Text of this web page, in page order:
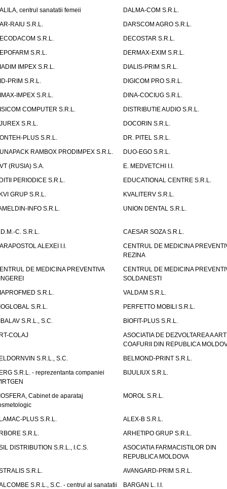
centrul sanatatii femeii
DALMA-COM S.R.L.
RAIU S.R.L.
DARSCOM AGRO S.R.L.
S.R.L.
DECOSTAR S.R.L.
S.R.L.
DERMAX-EXIM S.R.L.
IMPEX S.R.L.
DIALIS-PRIM S.R.L.
PRIM S.R.L.
DIGICOM PRO S.R.L.
IMPEX S.R.L.
DINA-COCIUG S.R.L.
COMPUTER S.R.L.
DISTRIBUTIE AUDIO S.R.L.
S.R.L.
DOCORIN S.R.L.
PLUS S.R.L.
DR. PITEL S.R.L.
RAMBOX PRODIMPEX S.R.L.
DUO-EGO S.R.L.
(RUSIA) S.A.
E. MEDVETCHI I.I.
PERIODICE S.R.L.
EDUCATIONAL CENTRE S.R.L.
GRUP S.R.L.
KVALITERV S.R.L.
INFO S.R.L.
UNION DENTAL S.R.L.
C. S.R.L.
CAESAR SOZA S.R.L.
ALEXEI I.I.
CENTRUL DE MEDICINA
REZINA
DE MEDICINA PREVENTIVA
CENTRUL DE MEDICINA
SOLDANESTI
S.R.L.
VALDAM S.R.L.
S.R.L.
PERFETTO MOBILI S.R.L.
S.R.L., S.C.
BIOFIT-PLUS S.R.L.
COLAJ
ASOCIATIA DE DEZVOLTAREA A
COAFURII DIN REPUBLICA
S.R.L., S.C.
BELMOND-PRINT S.R.L.
S.R.L. - reprezentanta companiei
BIJULIUX S.R.L.
Cabinet de aparataj
MOROL S.R.L.
PLUS S.R.L.
ALEX-B S.R.L.
S.R.L.
ARHETIPO GRUP S.R.L.
DISTRIBUTION S.R.L., I.C.S.
ASOCIATIA FARMACISTILOR DIN
REPUBLICA MOLDOVA
S.R.L.
AVANGARD-PRIM S.R.L.
S.R.L., S.C. - centrul al sanatatii
BARGAN L. I.I.